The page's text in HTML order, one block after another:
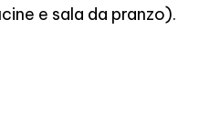
e sala da pranzo).